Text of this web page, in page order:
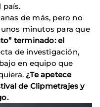
país.
de más, pero no
minutos para que
terminado: el
de investigación,
en equipo que
¿Te apetece
de Clipmetrajes y